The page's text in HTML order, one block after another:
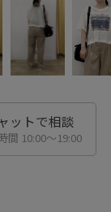
ットで相談
間 10:00〜19:00